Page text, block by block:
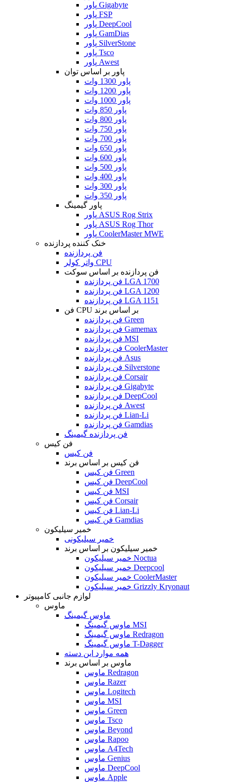
پاور Gigabyte
پاور FSP
پاور DeepCool
پاور GamDias
پاور SilverStone
پاور Tsco
پاور Awest
پاور بر اساس توان
پاور 1300 وات
پاور 1200 وات
پاور 1000 وات
پاور 850 وات
پاور 800 وات
پاور 750 وات
پاور 700 وات
پاور 650 وات
پاور 600 وات
پاور 500 وات
پاور 400 وات
پاور 300 وات
پاور 350 وات
پاور گیمینگ
پاور ASUS Rog Strix
پاور ASUS Rog Thor
پاور CoolerMaster MWE
خنک کننده پردازنده
فن پردازنده
واتر کولر CPU
فن پردازنده بر اساس سوکت
فن پردازنده LGA 1700
فن پردازنده LGA 1200
فن پردازنده LGA 1151
فن CPU بر اساس برند
فن پردازنده Green
فن پردازنده Gamemax
فن پردازنده MSI
فن پردازنده CoolerMaster
فن پردازنده Asus
فن پردازنده Silverstone
فن پردازنده Corsair
فن پردازنده Gigabyte
فن پردازنده DeepCool
فن پردازنده Awest
فن پردازنده Lian-Li
فن پردازنده Gamdias
فن پردازنده گیمینگ
فن کیس
فن کیس
فن کیس بر اساس برند
فن کیس Green
فن کیس DeepCool
فن کیس MSI
فن کیس Corsair
فن کیس Lian-Li
فن کیس Gamdias
خمیر سیلیکون
خمیر سیلیکونی
خمیر سیلیکون بر اساس برند
خمیر سیلیکون Noctua
خمیر سیلیکون Deepcool
خمیر سیلیکون CoolerMaster
خمیر سیلیکون Grizzly Kryonaut
لوازم جانبی کامپیوتر
ماوس
ماوس گیمینگ
ماوس گیمینگ MSI
ماوس گیمینگ Redragon
ماوس گیمینگ T-Dagger
همه موارد این دسته
ماوس بر اساس برند
ماوس Redragon
ماوس Razer
ماوس Logitech
ماوس MSI
ماوس Green
ماوس Tsco
ماوس Beyond
ماوس Rapoo
ماوس A4Tech
ماوس Genius
ماوس DeepCool
ماوس Apple